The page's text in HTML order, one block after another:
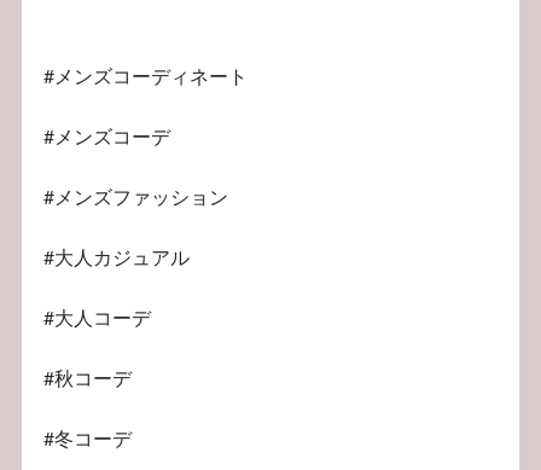
#メンズコーディネート
#メンズコーデ
#メンズファッション
#大人カジュアル
#大人コーデ
#秋コーデ
#冬コーデ